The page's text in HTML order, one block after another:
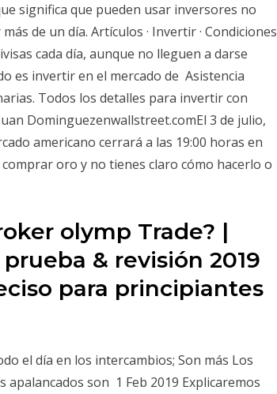
significa que pueden usar inversores no
de un día. Artículos · Invertir · Condiciones
cada día, aunque no lleguen a darse
es invertir en el mercado de Asistencia
Todos los detalles para invertir con
Dominguezenwallstreet.comEl 3 de julio,
americano cerrará a las 19:00 horas en
oro y no tienes claro cómo hacerlo o
olymp Trade? |
& revisión 2019
para principiantes
el día en los intercambios; Son más Los
apalancados son 1 Feb 2019 Explicaremos